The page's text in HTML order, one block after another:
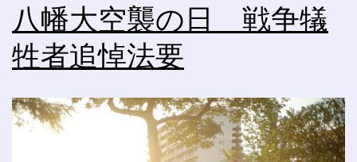
八幡大空襲の日 戦争犠
牲者追悼法要